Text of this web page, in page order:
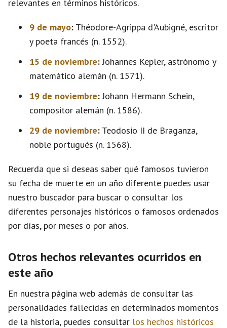
relevantes en términos históricos.
9 de mayo: Théodore-Agrippa d'Aubigné, escritor
y poeta francés (n. 1552).
15 de noviembre:Johannes Kepler, astrónomo y
matemático alemán (n. 1571).
19 de noviembre:Johann Hermann Schein,
compositor alemán (n. 1586).
29 de noviembre: Teodosio II de Braganza,
noble portugués (n. 1568).
Recuerda que si deseas saber qué famosos tuvieron
su fecha de muerte en un año diferente puedes usar
nuestro buscador para buscar o consultar los
diferentes personajes históricos o famosos ordenados
por días, por meses o por años.
Otros hechos relevantes ocurridos en
este año
En nuestra página web además de consultar las
personalidades fallecidas en determinados momentos
de la historia, puedes consultar los hechos históricos